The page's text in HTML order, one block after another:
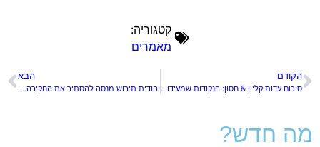
קטגוריה:
מאמרים
הקודם
סיכום עדות קליין & חסון: הנקודות שמעידות על קריסת תיק 1000
הבא
יהודית תירוש מנסה להסתיר את החקירה המזעזעת שעבר עו"ד צפריר ולכן דוחה את עדותו
מה חדש?